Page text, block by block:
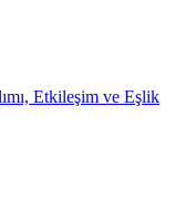
Etkileşim ve Eşlik